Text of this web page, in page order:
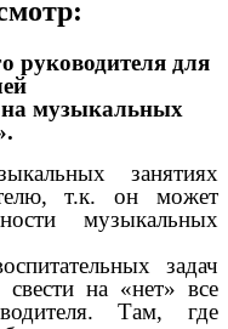
руководителя для
на музыкальных
занятиях
т.к. он может
музыкальных
задач
на «нет» все
Там, где